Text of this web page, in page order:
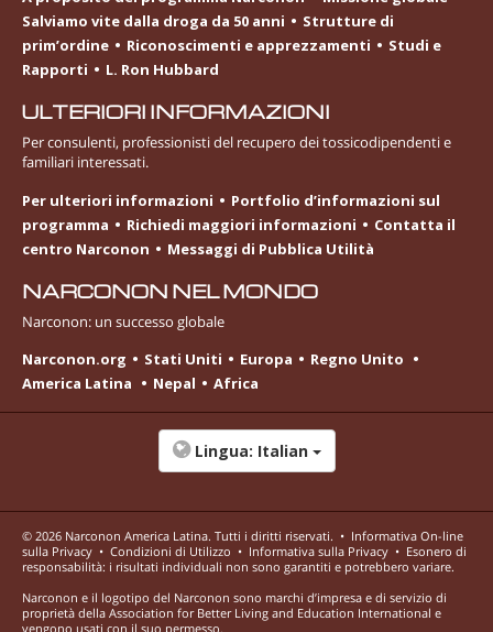
Salviamo vite dalla droga da 50 anni
Strutture di
prim’ordine
Riconoscimenti e apprezzamenti
Studi e
Rapporti
L. Ron Hubbard
ULTERIORI INFORMAZIONI
Per consulenti, professionisti del recupero dei tossicodipendenti e
familiari interessati.
Per ulteriori informazioni
Portfolio d’informazioni sul
programma
Richiedi maggiori informazioni
Contatta il
centro Narconon
Messaggi di Pubblica Utilità
NARCONON NEL MONDO
Narconon: un successo globale
Narconon.org
Stati Uniti Europa
Regno Unito
America Latina
Nepal Africa
Lingua: Italian
© 2026 Narconon America Latina. Tutti i diritti riservati. • Informativa On-line
sulla Privacy • Condizioni di Utilizzo • Informativa sulla Privacy • Esonero di
responsabilità: i risultati individuali non sono garantiti e potrebbero variare.
Narconon e il logotipo del Narconon sono marchi d’impresa e di servizio di
proprietà della Association for Better Living and Education International e
vengono usati con il suo permesso.